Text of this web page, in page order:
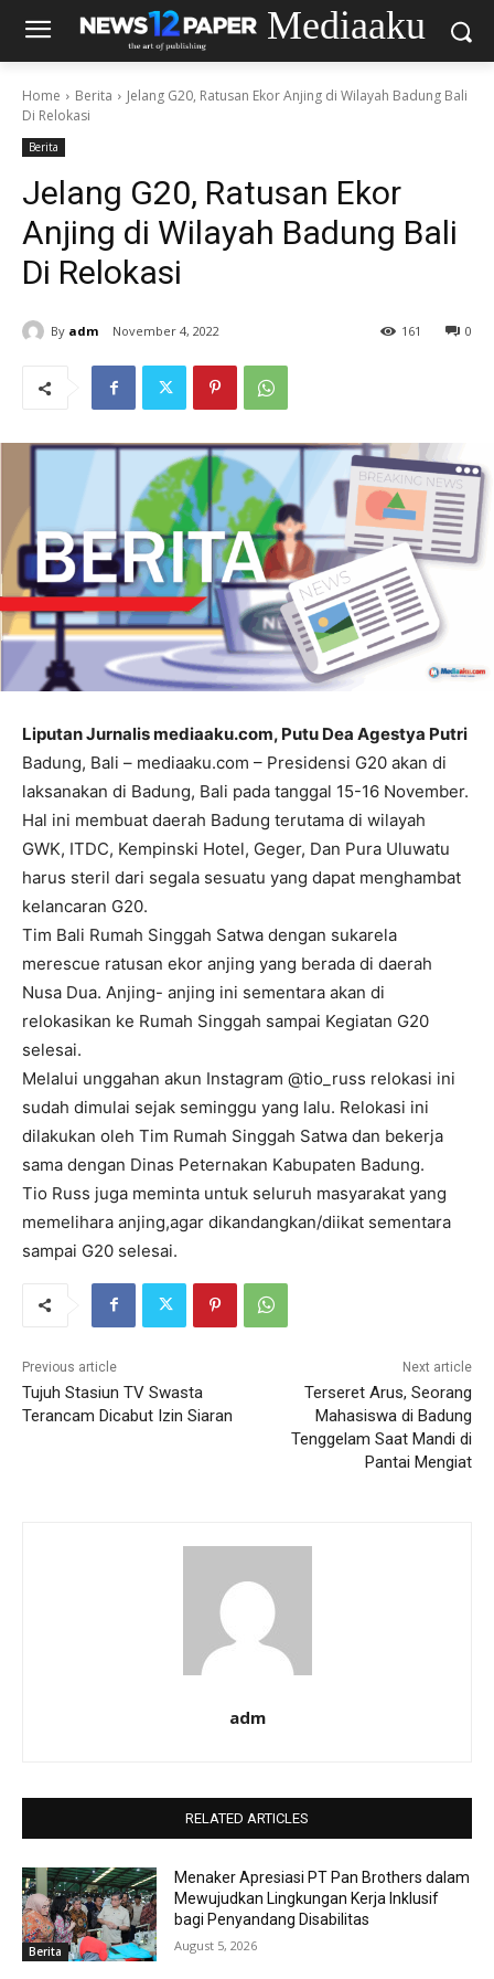
Mediaaku
Home Berita
Jelang G20, Ratusan Ekor Anjing di Wilayah Badung Bali
Di Relokasi
Berita
Jelang G20, Ratusan Ekor
Anjing di Wilayah Badung Bali
Di Relokasi
By adm November 4, 2022 0
161
Liputan Jurnalis mediaaku.com, Putu Dea Agestya Putri
Badung, Bali – mediaaku.com – Presidensi G20 akan di
laksanakan di Badung, Bali pada tanggal 15-16 November.
Hal ini membuat daerah Badung terutama di wilayah
GWK, ITDC, Kempinski Hotel, Geger, Dan Pura Uluwatu
harus steril dari segala sesuatu yang dapat menghambat
kelancaran G20.
Tim Bali Rumah Singgah Satwa dengan sukarela
merescue ratusan ekor anjing yang berada di daerah
Nusa Dua. Anjing- anjing ini sementara akan di
relokasikan ke Rumah Singgah sampai Kegiatan G20
selesai.
Melalui unggahan akun Instagram @tio_russ relokasi ini
sudah dimulai sejak seminggu yang lalu. Relokasi ini
dilakukan oleh Tim Rumah Singgah Satwa dan bekerja
sama dengan Dinas Peternakan Kabupaten Badung.
Tio Russ juga meminta untuk seluruh masyarakat yang
memelihara anjing,agar dikandangkan/diikat sementara
sampai G20 selesai.
Previous article
Tujuh Stasiun TV Swasta
Terancam Dicabut Izin Siaran
Next article
Terseret Arus, Seorang
Mahasiswa di Badung
Tenggelam Saat Mandi di
Pantai Mengiat
adm
RELATED ARTICLES
Berita
Menaker Apresiasi PT Pan Brothers dalam
Mewujudkan Lingkungan Kerja Inklusif
bagi Penyandang Disabilitas
August 5, 2026